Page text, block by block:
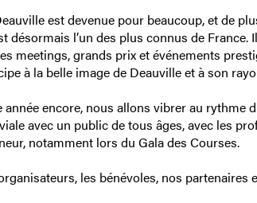
est devenue pour beaucoup, et de
désormais l’un des plus connus de
meetings, grands prix et événements
à la belle image de Deauville et à son
année encore, nous allons vibrer au
avec un public de tous âges, avec les
notamment lors du Gala des Courses.
les bénévoles, nos partenaires